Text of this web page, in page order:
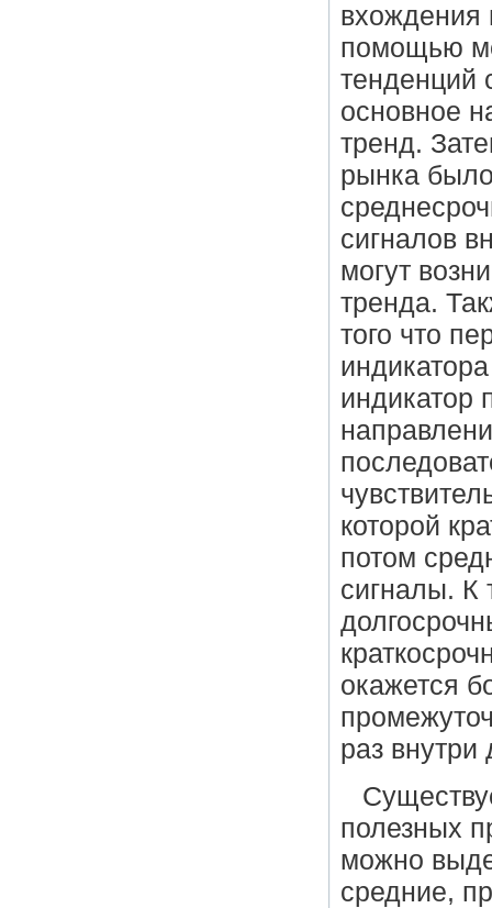
вхождения
помощью
тенденций
основное
тренд.
рынка
сигналов
могут
тренда.
того что
индикатор
которой
потом
сигналы. К
окажется
раз внутри
полезных
можно
средние,